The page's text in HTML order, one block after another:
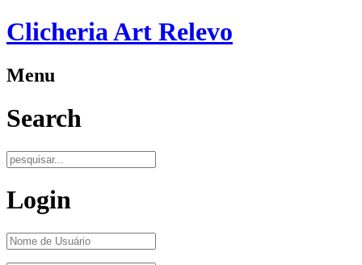
Clicheria Art Relevo
Menu
Search
Login